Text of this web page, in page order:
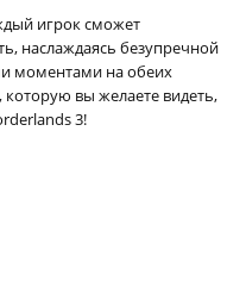
игрок сможет
наслаждаясь безупречной
моментами на обеих
вы желаете видеть,
3!